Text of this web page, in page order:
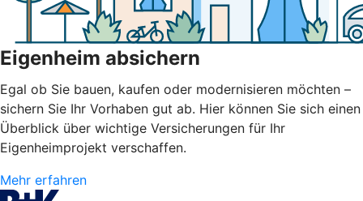
Eigenheim absichern
Egal ob Sie bauen, kaufen oder modernisieren möchten –
sichern Sie Ihr Vorhaben gut ab. Hier können Sie sich einen
Überblick über wichtige Versicherungen für Ihr
Eigenheimprojekt verschaffen.
Mehr erfahren